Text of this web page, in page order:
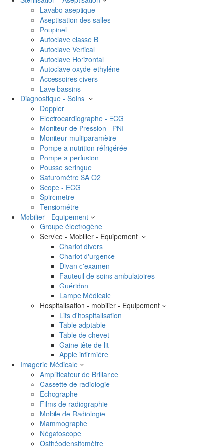
Lavabo aseptique
Aseptisation des salles
Poupinel
Autoclave classe B
Autoclave Vertical
Autoclave Horizontal
Autoclave oxyde-ethyléne
Accessoires divers
Lave bassins
Diagnostique - Soins
Doppler
Electrocardiographe - ECG
Moniteur de Pression - PNI
Moniteur multiparamètre
Pompe a nutrition réfrigérée
Pompe a perfusion
Pousse seringue
Saturométre SA O2
Scope - ECG
Spirometre
Tensiométre
Mobilier - Equipement
Groupe électrogène
Service - Mobilier - Equipement
Chariot divers
Chariot d'urgence
Divan d'examen
Fauteuil de soins ambulatoires
Guéridon
Lampe Médicale
Hospitalisation - mobilier - Equipement
Lits d'hospitalisation
Table adptable
Table de chevet
Gaine tête de lit
Apple infirmiére
Imagerie Médicale
Amplificateur de Brillance
Cassette de radiologie
Echographe
Films de radiographie
Mobile de Radiologie
Mammographe
Négatoscope
Osthéodensitomètre